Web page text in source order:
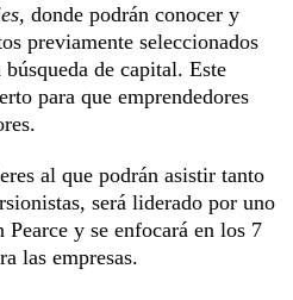
donde podrán conocer y
previamente seleccionados
de capital. Este
para que emprendedores
al que podrán asistir tanto
será liderado por uno
y se enfocará en los 7
las empresas.